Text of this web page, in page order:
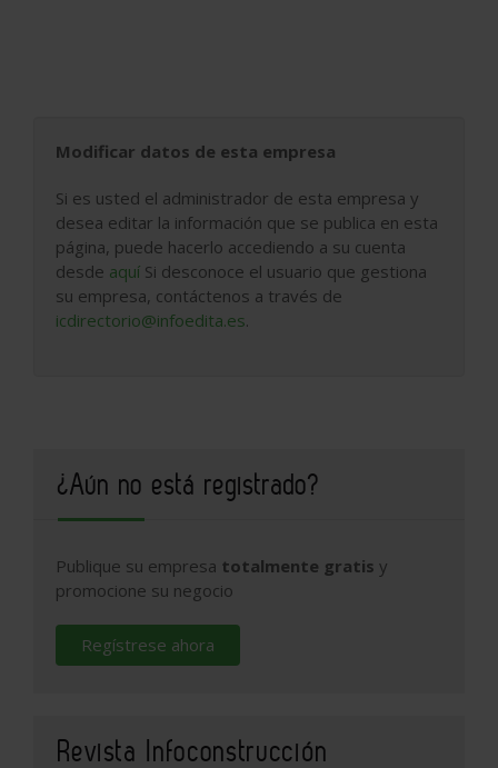
Modificar datos de esta empresa
Si es usted el administrador de esta empresa y
desea editar la información que se publica en esta
página, puede hacerlo accediendo a su cuenta
desde aquí Si desconoce el usuario que gestiona
su empresa, contáctenos a través de
icdirectorio@infoedita.es.
¿Aún no está registrado?
Publique su empresa totalmente gratis y
promocione su negocio
Regístrese ahora
Revista Infoconstrucción